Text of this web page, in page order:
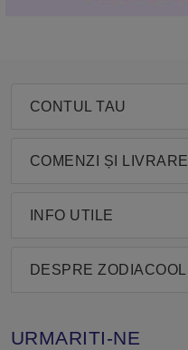
CONTUL TAU
COMENZI ȘI LIVRARE
INFO UTILE
DESPRE ZODIACOOL
URMARITI-NE